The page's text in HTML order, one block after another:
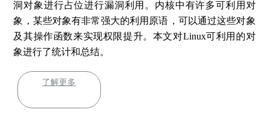
洞对象进行占位进行漏洞利用。内核中有许多可利用对
象，某些对象有非常强大的利用原语，可以通过这些对象
及其操作函数来实现权限提升。本文对Linux可利用的对
象进行了统计和总结。
了解更多